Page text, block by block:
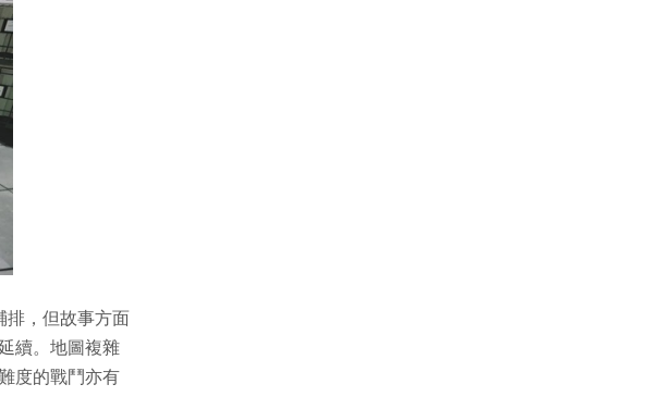
排，但故事方面
續。地圖複雜
度的戰鬥亦有